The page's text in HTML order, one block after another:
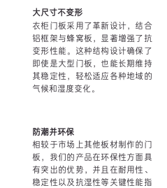
大尺寸不变形
衣柜门板采用了革新设计，结合
铝框架与蜂窝板，显著增强了抗
变形性能。这种结构设计确保了
即使是大型门板，也能长期维持
其稳定性，轻松适应各种地域的
气候和湿度变化。
防潮并环保
相较于市场上其他板材制作的门
板，我们的产品在环保性方面具
有突出的优势，并且在耐用性、
稳定性以及抗湿性等关键性能指